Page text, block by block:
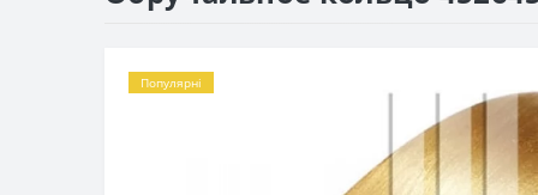
Популярні